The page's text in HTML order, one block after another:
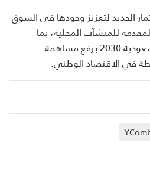
الجديد لتعزيز وجودها في السوق
للمنشآت المحلية، بما
يتماشى مع أهداف رؤية السعودية 2030 برفع مساهمة
في الاقتصاد الوطني.